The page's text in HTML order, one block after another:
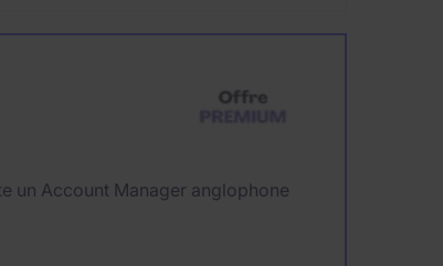
un Account Manager anglophone